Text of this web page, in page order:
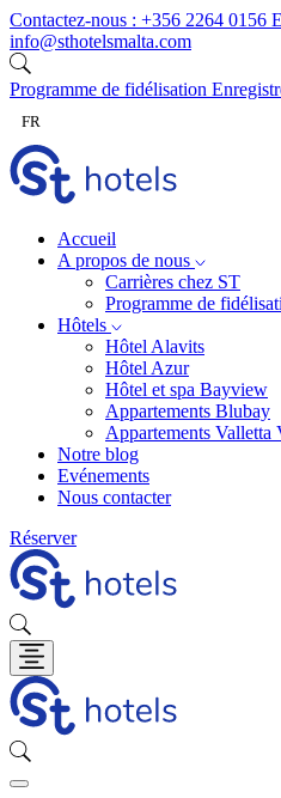
Skip to content
Contactez-nous : +356 2264 0156
info@sthotelsmalta.com
Programme de fidélisation
FR
Accueil
A propos de nous
Carrières chez ST
Programme de
Hôtels
Hôtel Alavits
Hôtel Azur
Hôtel et spa Bayview
Appartements Blubay
Appartements Valletta
Notre blog
Evénements
Nous contacter
Réserver